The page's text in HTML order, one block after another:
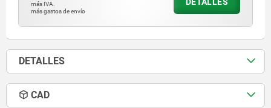
más IVA.
más gastos de envío
DETALLES
DETALLES
CAD